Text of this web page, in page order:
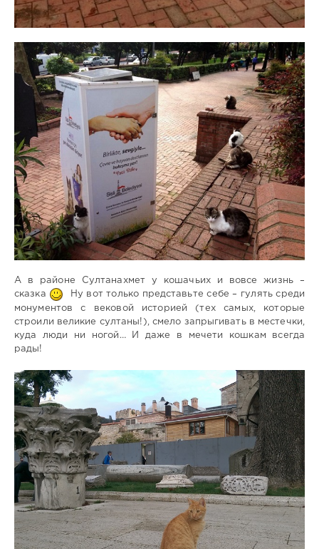
А в районе Султанахмет у кошачьих и вовсе жизнь –
сказка
Ну вот только представьте себе – гулять среди
монументов с вековой историей (тех самых, которые
строили великие султаны!), смело запрыгивать в местечки,
куда люди ни ногой… И даже в мечети кошкам всегда
рады!